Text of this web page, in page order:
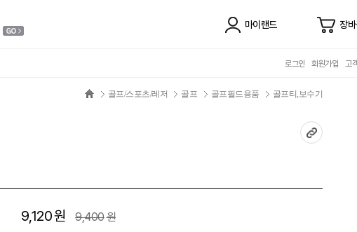
마이랜드 장
로그인 회원가입 고
골프/스포츠/레저 골프 골프필드용품 골프티,보수기
9,120원 9,400원